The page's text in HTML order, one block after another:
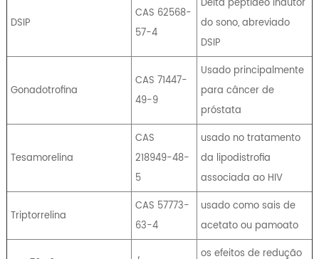
DSIP
CAS 62568-
57-4
do sono, abreviado
DSIP
Gonadotrofina
CAS 71447-
49-9
Usado principalmente
para câncer de
próstata
Tesamorelina
CAS
218949-48-
5
usado no tratamento
da lipodistrofia
associada ao HIV
Triptorrelina
CAS 57773-
63-4
usado como sais de
acetato ou pamoato
os efeitos de redução